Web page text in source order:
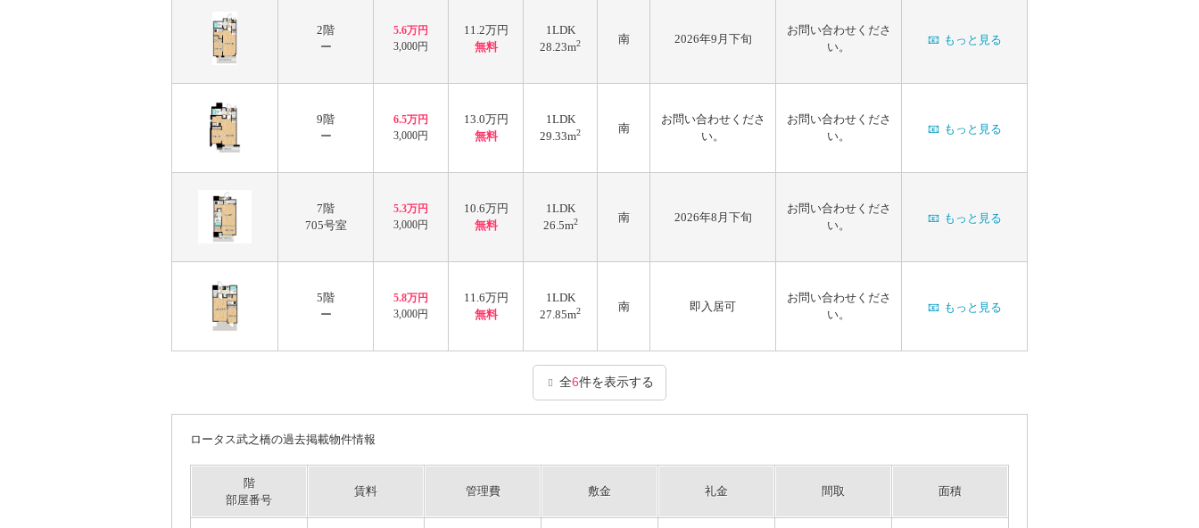
2階
ー
5.6万円
3,000円
11.2万円
無料
1LDK
28.23m2 南 2026年9月下旬
お問い合わせくださ
い。
📧 もっと見る
9階
ー
6.5万円
3,000円
13.0万円
無料
1LDK
29.33m2 南
お問い合わせくださ
い。
お問い合わせくださ
い。
📧 もっと見る
7階
705号室
5.3万円
3,000円
10.6万円
無料
1LDK
26.5m2 南 2026年8月下旬
お問い合わせくださ
い。
📧 もっと見る
5階
ー
5.8万円
3,000円
11.6万円
無料
1LDK
27.85m2 南 即入居可
お問い合わせくださ
い。
📧 もっと見る
全6件を表示する
ロータス武之橋の過去掲載物件情報
階
部屋番号
賃料 管理費 敷金 礼金 間取 面積